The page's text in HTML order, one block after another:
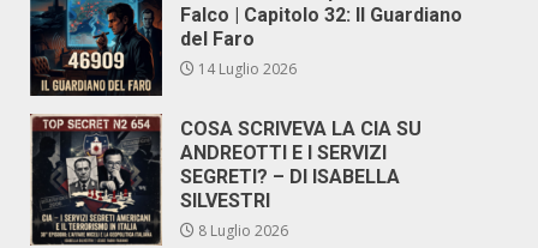
Falco | Capitolo 32: Il Guardiano
del Faro
14 Luglio 2026
COSA SCRIVEVA LA CIA SU
ANDREOTTI E I SERVIZI
SEGRETI? – DI ISABELLA
SILVESTRI
8 Luglio 2026